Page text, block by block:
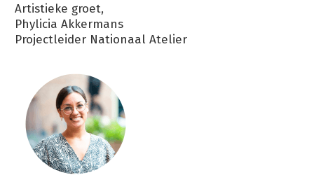
Artistieke groet,
Phylicia Akkermans
Projectleider Nationaal Atelier